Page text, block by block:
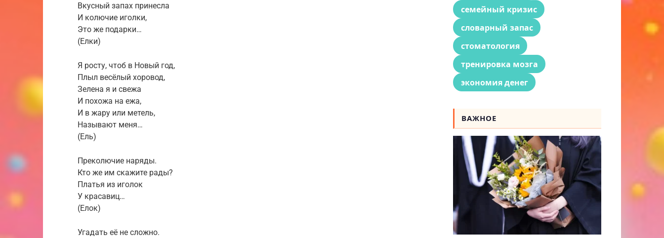
Вкусный запах принесла
И колючие иголки,
Это же подарки…
(Елки)
Я росту, чтоб в Новый год,
Плыл весёлый хоровод,
Зелена я и свежа
И похожа на ежа,
И в жару или метель,
Называют меня…
(Ель)
Преколючие наряды.
Кто же им скажите рады?
Платья из иголок
У красавиц…
(Елок)
Угадать её не сложно.
семейный кризис
словарный запас
стоматология
тренировка мозга
экономия денег
ВАЖНОЕ